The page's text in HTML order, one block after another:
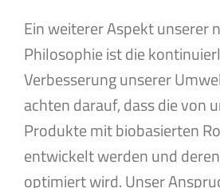
Ein weiterer Aspekt unserer
Philosophie ist die
Verbesserung unserer
achten darauf, dass die von
Produkte mit biobasierten
entwickelt werden und
optimiert wird. Unser